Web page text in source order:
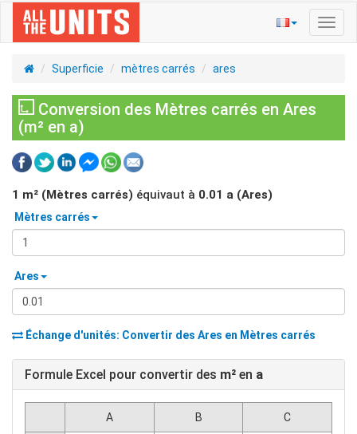
la
Superficie
mètres carrés ares
Conversion des Mètres carrés en Ares
(m² en a)
1 m² (Mètres carrés) équivaut à 0.01 a (Ares)
Mètres carrés
Ares
Échange d'unités: Convertir des Ares en Mètres carrés
Formule Excel pour convertir des m² en a
A B C